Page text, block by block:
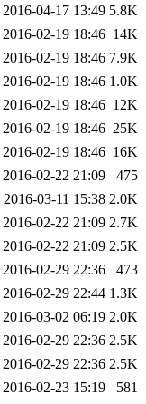
2016-04-17 13:49 5.8K
2016-02-19 18:46 14K
2016-02-19 18:46 7.9K
2016-02-19 18:46 1.0K
2016-02-19 18:46 12K
2016-02-19 18:46 25K
2016-02-19 18:46 16K
2016-02-22 21:09
475
2016-03-11 15:38 2.0K
2016-02-22 21:09 2.7K
2016-02-22 21:09 2.5K
2016-02-29 22:36
473
2016-02-29 22:44 1.3K
2016-03-02 06:19 2.0K
2016-02-29 22:36 2.5K
2016-02-29 22:36 2.5K
2016-02-23 15:19
581